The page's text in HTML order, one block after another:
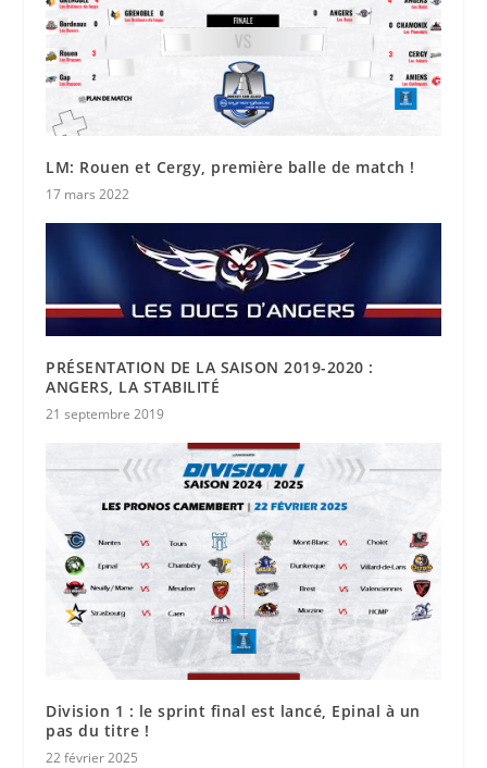
LM: Rouen et Cergy, première balle de match !
17 mars 2022
PRÉSENTATION DE LA SAISON 2019-2020 :
ANGERS, LA STABILITÉ
21 septembre 2019
Division 1 : le sprint final est lancé, Epinal à un
pas du titre !
22 février 2025